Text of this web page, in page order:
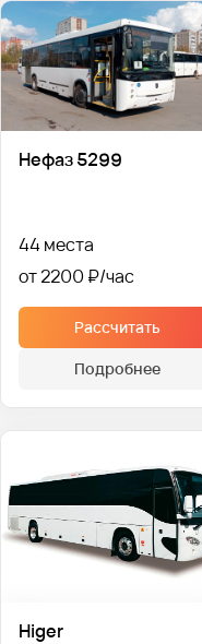
Нефаз 5299
44 места
от 2200 ₽
Рассчитать
Подробнее
Higer